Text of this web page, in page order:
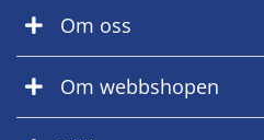
Om oss
Om webbshopen